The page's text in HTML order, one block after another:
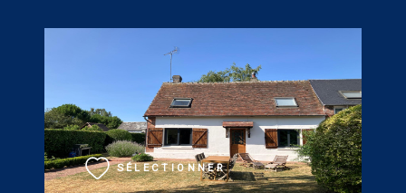
SÉLECTIONNER
VOIR LE BIEN